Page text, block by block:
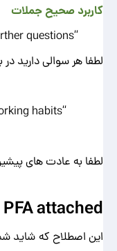
کاربرد صحیح جملات
“Please feel free to revert with any further questions”
لطفا هر سوالی دارید
“Try not to revert to your previous working habits”
لطفا به عادت های
PFA attached
این اصطلاح که شاید